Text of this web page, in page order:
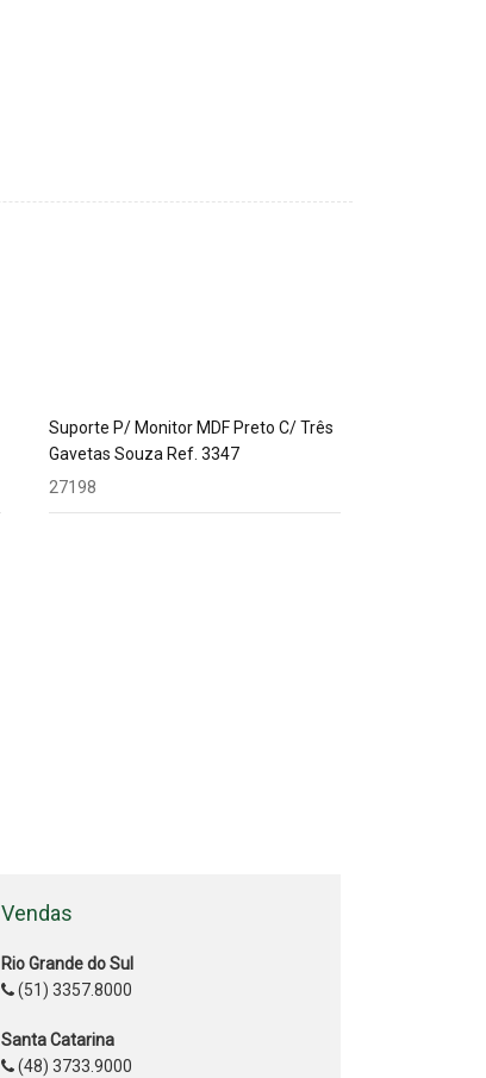
Suporte P/ Monitor MDF Preto C/ Três
Gavetas Souza Ref. 3347
27198
Vendas
Rio Grande do Sul
(51) 3357.8000
Santa Catarina
(48) 3733.9000